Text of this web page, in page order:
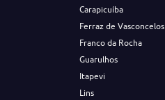
Carapicuíba
Ferraz de Vasconcelos
Franco da Rocha
Guarulhos
Itapevi
Lins